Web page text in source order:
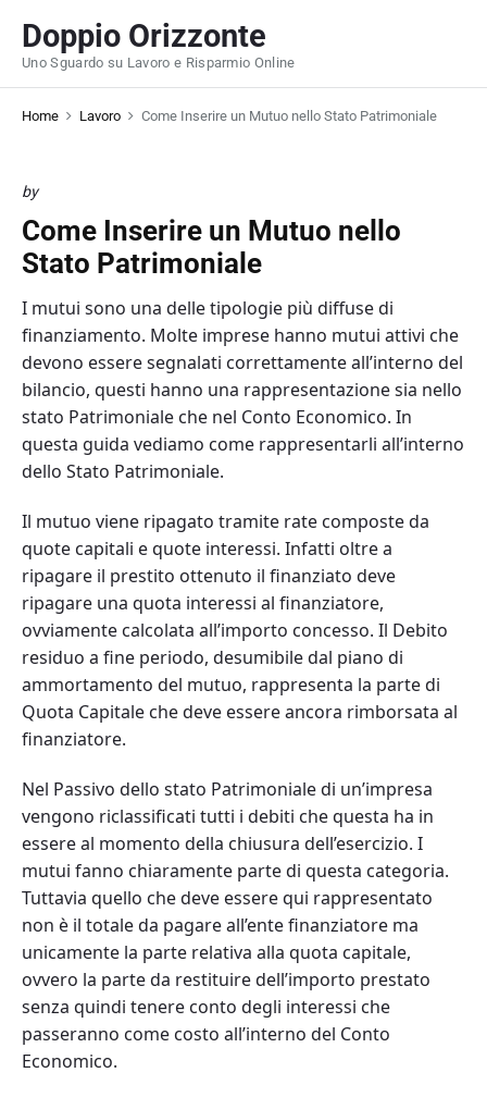
p
Doppio Orizzonte
Uno Sguardo su Lavoro e Risparmio Online
Home Lavoro Come Inserire un Mutuo nello Stato Patrimoniale
by
Come Inserire un Mutuo nello
Stato Patrimoniale
I mutui sono una delle tipologie più diffuse di
finanziamento. Molte imprese hanno mutui attivi che
devono essere segnalati correttamente all’interno del
bilancio, questi hanno una rappresentazione sia nello
stato Patrimoniale che nel Conto Economico. In
questa guida vediamo come rappresentarli all’interno
dello Stato Patrimoniale.
Il mutuo viene ripagato tramite rate composte da
quote capitali e quote interessi. Infatti oltre a
ripagare il prestito ottenuto il finanziato deve
ripagare una quota interessi al finanziatore,
ovviamente calcolata all’importo concesso. Il Debito
residuo a fine periodo, desumibile dal piano di
ammortamento del mutuo, rappresenta la parte di
Quota Capitale che deve essere ancora rimborsata al
finanziatore.
Nel Passivo dello stato Patrimoniale di un’impresa
vengono riclassificati tutti i debiti che questa ha in
essere al momento della chiusura dell’esercizio. I
mutui fanno chiaramente parte di questa categoria.
Tuttavia quello che deve essere qui rappresentato
non è il totale da pagare all’ente finanziatore ma
unicamente la parte relativa alla quota capitale,
ovvero la parte da restituire dell’importo prestato
senza quindi tenere conto degli interessi che
passeranno come costo all’interno del Conto
Economico.